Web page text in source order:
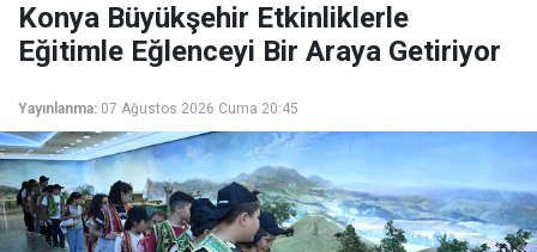
Konya Büyükşehir Etkinliklerle
Eğitimle Eğlenceyi Bir Araya Getiriyor
Yayınlanma: 07 Ağustos 2026 Cuma 20:45